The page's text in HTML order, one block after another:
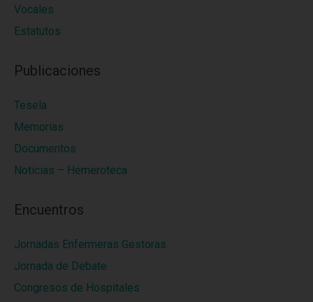
Vocales
Estatutos
Publicaciones
Tesela
Memorias
Documentos
Noticias – Hemeroteca
Encuentros
Jornadas Enfermeras Gestoras
Jornada de Debate
Congresos de Hospitales